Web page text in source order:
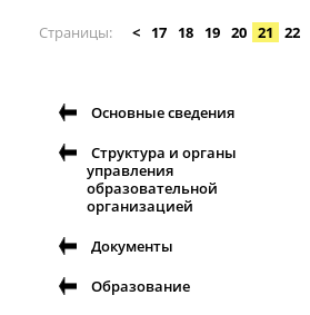
Страницы < 17 18 19 20 21 22
Основные сведения
Структура и органы
управления
образовательной
организацией
Документы
Образование